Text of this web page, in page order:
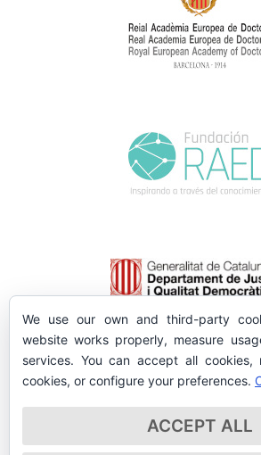
We use our own and third-party
website works properly, measure
services. You can accept all cookies,
cookies, or configure your preferences.
ACCEPT ALL